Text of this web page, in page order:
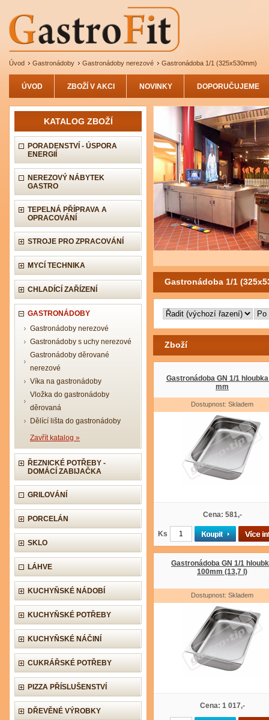
Úvod Gastronádoby Gastronádoby nerezové Gastronádoba 1/1 (325x530mm)
ÚVOD ZBOŽÍ V AKCI NOVINKY DOPORUČUJEME
KATALOG ZBOŽÍ
PORADENSTVÍ - ÚSPORA
ENERGIÍ
NEREZOVÝ NÁBYTEK
GASTRO
TEPELNÁ PŘÍPRAVA A
OPRACOVÁNÍ
STROJE PRO ZPRACOVÁNÍ
MYCÍ TECHNIKA
CHLADÍCÍ ZAŘÍZENÍ
GASTRONÁDOBY
Gastronádoby nerezové
Gastronádoby s uchy nerezové
Gastronádoby děrované
nerezové
Víka na gastronádoby
Vložka do gastronádoby
děrovaná
Dělící lišta do gastronádoby
Zavřít katalog »
ŘEZNICKÉ POTŘEBY -
DOMÁCÍ ZABIJAČKA
GRILOVÁNÍ
PORCELÁN
SKLO
LÁHVE
KUCHYŇSKÉ NÁDOBÍ
KUCHYŇSKÉ POTŘEBY
KUCHYŇSKÉ NÁČINÍ
CUKRÁŘSKÉ POTŘEBY
PIZZA PŘÍSLUŠENSTVÍ
DŘEVĚNÉ VÝROBKY
Gastronádoba 1/1
Zboží
Gastronádoba GN 1/1
mm
Dostupnost: Skladem
Cena: 581,-
Ks
Gastronádoba GN 1/1
100mm (13,7 l)
Dostupnost: Skladem
Cena: 1 017,-